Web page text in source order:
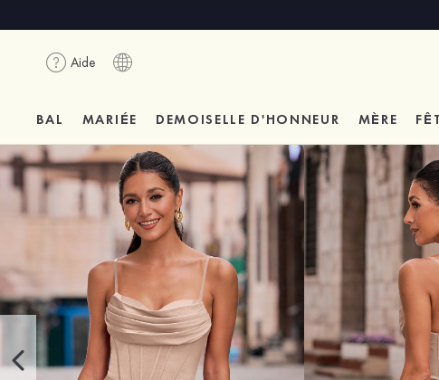
Aide
BAL MARIÉE DEMOISELLE D'HONNEUR MÈRE